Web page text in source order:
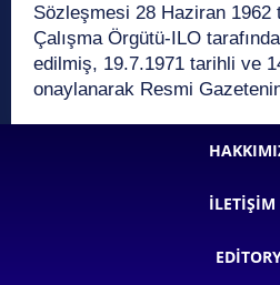
Sözleşmesi 28 Haziran 1962
Çalışma Örgütü-ILO
edilmiş, 19.7.1971 tarihli ve
onaylanarak Resmi
İLETIŞIM